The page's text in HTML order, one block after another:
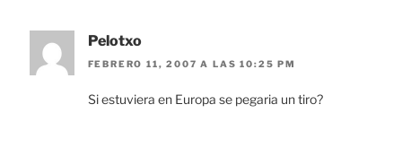
Pelotxo
FEBRERO 11, 2007 A LAS 10:25 PM
Si estuviera en Europa se pegaria un tiro?